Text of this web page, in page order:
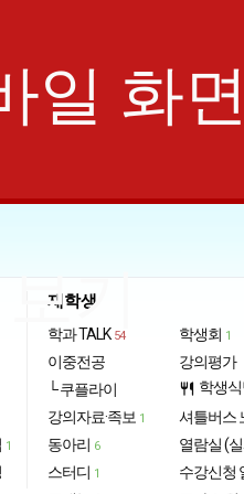
일 화
기
1
재학생
학과 TALK 54
이중전공
└ 쿠플라이
강의자료·족보 1
동아리 6
스터디 1
학생회 1
강의평가
restaurant 학생
셔틀버스
열람실 (
수강신청